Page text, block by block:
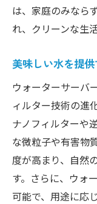
は、家庭のみなら
れ、クリーンな生
美味しい水を提
ウォーターサーバ
ィルター技術の進
ナノフィルターや
な微粒子や有害物
度が高まり、自然
す。さらに、ウォ
可能で、用途に応